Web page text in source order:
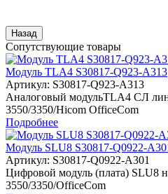
Сопутствующие товары
Модуль TLA4 S30817-Q923-A313
Артикул: S30817-Q923-A313
Аналоговый модульTLA4 СЛ
3550/3350/Hicom OfficeCom
Подробнее
Модуль SLU8 S30817-Q0922-
Артикул: S30817-Q0922-A301
Цифровой модуль (плата) SLU8
3550/3350/OfficeCom